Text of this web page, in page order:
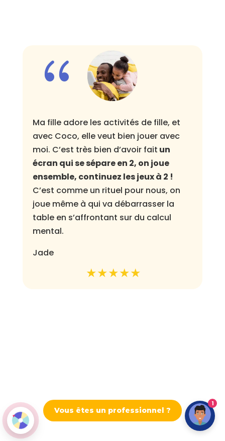
{
Ma fille adore les activités de fille, et
avec Coco, elle veut bien jouer avec
moi. C’est très bien d’avoir fait un
écran qui se sépare en 2, on joue
ensemble, continuez les jeux à 2 !
C’est comme un rituel pour nous, on
joue même à qui va débarrasser la
table en s’affrontant sur du calcul
mental.
Jade
Vous êtes un professionnel ?
1